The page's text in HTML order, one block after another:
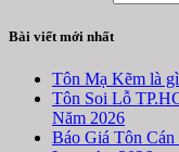
Bài viết mới nhất
Tôn Mạ Kẽm là
Tôn Soi Lỗ
Năm 2026
Báo Giá Tôn